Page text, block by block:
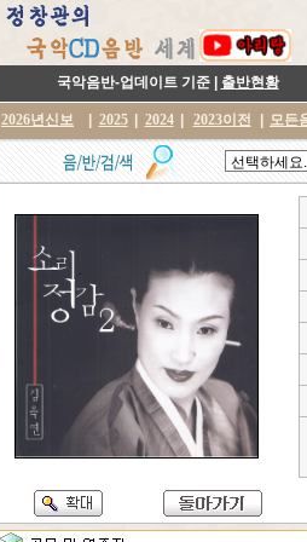
국악음반-업데이트 기준 | 출반현황
2026년신보 2025 2024 2023이전 모든